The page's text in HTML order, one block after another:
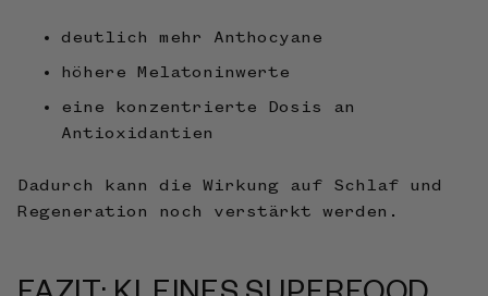
deutlich mehr Anthocyane
höhere Melatoninwerte
eine konzentrierte Dosis an
Antioxidantien
Dadurch kann die Wirkung auf Schlaf und
Regeneration noch verstärkt werden.